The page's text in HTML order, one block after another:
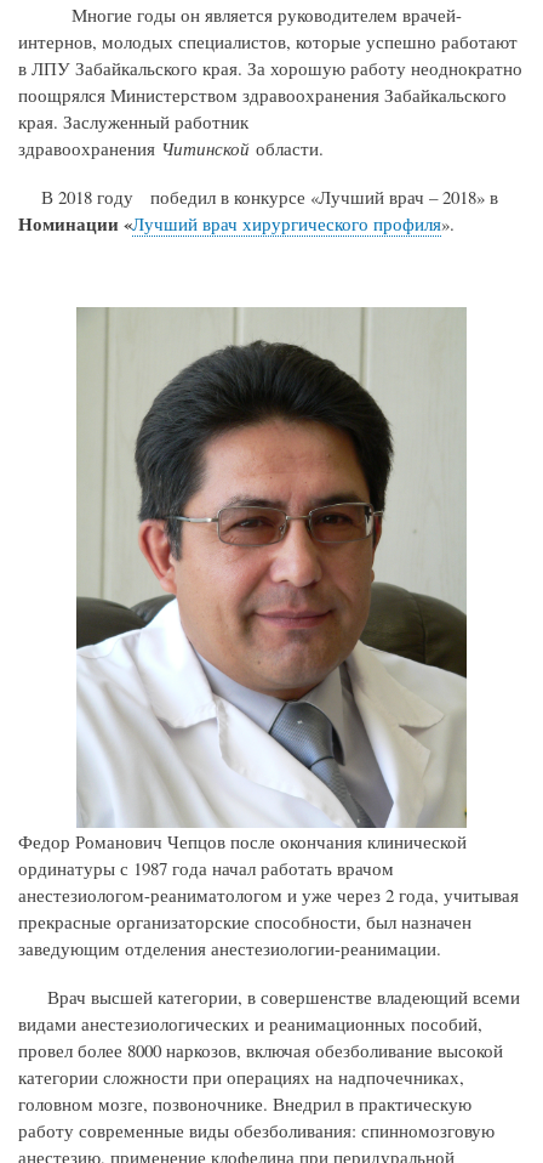
Многие годы он является руководителем врачей-
интернов, молодых специалистов, которые успешно работают
в ЛПУ Забайкальского края. За хорошую работу неоднократно
поощрялся Министерством здравоохранения Забайкальского
края. Заслуженный работник
здравоохранения Читинской области.
В 2018 году победил в конкурсе «Лучший врач – 2018» в
Номинации«Лучший врач хирургического профиля».
Федор Романович Чепцов после окончания клинической
ординатуры с 1987 года начал работать врачом
анестезиологом-реаниматологом и уже через 2 года, учитывая
прекрасные организаторские способности, был назначен
заведующим отделения анестезиологии-реанимации.
Врач высшей категории, в совершенстве владеющий всеми
видами анестезиологических и реанимационных пособий,
провел более 8000 наркозов, включая обезболивание высокой
категории сложности при операциях на надпочечниках,
головном мозге, позвоночнике. Внедрил в практическую
работу современные виды обезболивания: спинномозговую
анестезию, применение клофелина при перидуральной